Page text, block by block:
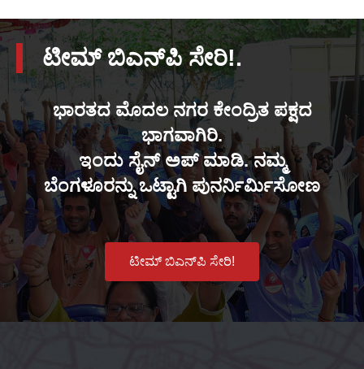
ಟೀಮ್ ಬಿಎನ್‌ಪಿ ಸೇರಿ!.
ಭಾರತದ ಮೊದಲ ನಗರ ಕೇಂದ್ರಿತ ಪಕ್ಷದ
ಭಾಗವಾಗಿರಿ.
ಇಂದು ಸೈನ್ ಅಪ್ ಮಾಡಿ. ನಮ್ಮ
ಬೆಂಗಳೂರನ್ನು ಒಟ್ಟಾಗಿ ಪುನರ್ನಿರ್ಮಿಸೋಣ
ಟೀಮ್ ಬಿಎನ್‌ಪಿ ಸೇರಿ!